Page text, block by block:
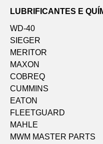
LUBRIFICANTES E
WD-40
SIEGER
MERITOR
MAXON
COBREQ
CUMMINS
EATON
FLEETGUARD
MAHLE
MWM MASTER PARTS